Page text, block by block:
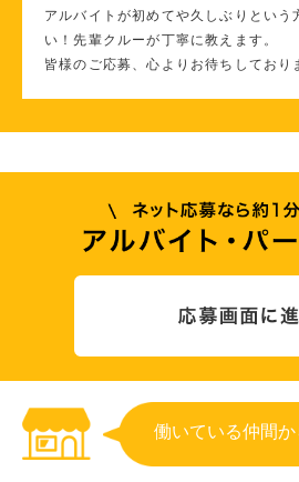
アルバイトが初めてや久しぶりという
い！先輩クルーが丁寧に教えます。
皆様のご応募、心よりお待ちしており
働いている仲間